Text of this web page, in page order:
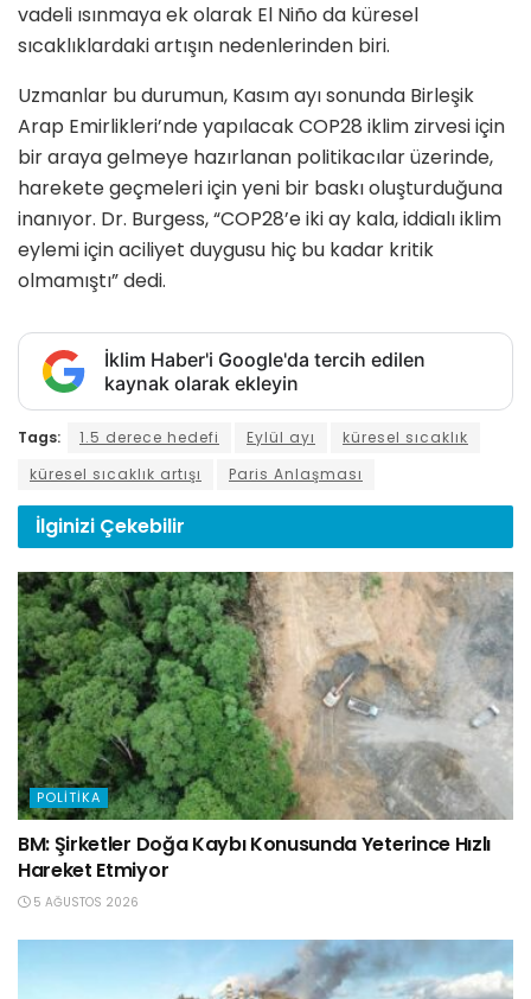
vadeli ısınmaya ek olarak El Niño da küresel
sıcaklıklardaki artışın nedenlerinden biri.
Uzmanlar bu durumun, Kasım ayı sonunda Birleşik
Arap Emirlikleri’nde yapılacak COP28 iklim zirvesi için
bir araya gelmeye hazırlanan politikacılar üzerinde,
harekete geçmeleri için yeni bir baskı oluşturduğuna
inanıyor. Dr. Burgess, “COP28’e iki ay kala, iddialı iklim
eylemi için aciliyet duygusu hiç bu kadar kritik
olmamıştı” dedi.
İklim Haber'i Google'da tercih edilen
kaynak olarak ekleyin
Tags: 1.5 derece hedefi Eylül ayı
küresel sıcaklık
küresel sıcaklık artışı
Paris Anlaşması
İlginizi Çekebilir
POLITIKA
BM: Şirketler Doğa Kaybı Konusunda Yeterince Hızlı
Hareket Etmiyor
5 AĞUSTOS 2026